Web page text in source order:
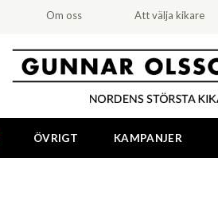
Om oss Att välja kikare
ÖVRIGT KAMPANJER